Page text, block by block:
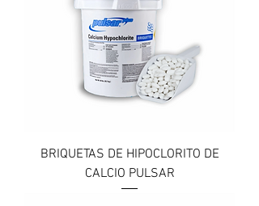
BRIQUETAS DE HIPOCLORITO DE
CALCIO PULSAR